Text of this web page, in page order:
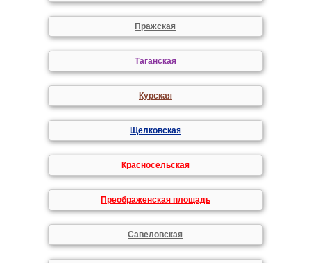
Пражская
Таганская
Курская
Щелковская
Красносельская
Преображенская площадь
Савеловская